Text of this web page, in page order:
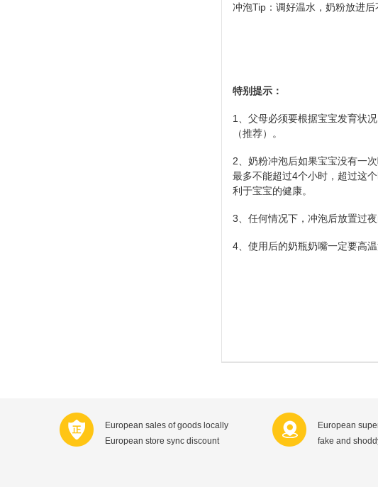
冲泡Tip：调好温水，奶粉放进
特别提示：
1、父母必须要根据宝宝发育状
（推荐）。
2、奶粉冲泡后如果宝宝没有一
最多不能超过4个小时，超过这
利于宝宝的健康。
3、任何情况下，冲泡后放置过
4、使用后的奶瓶奶嘴一定要高
European sales of goods locally
European store sync discount
European
fake and